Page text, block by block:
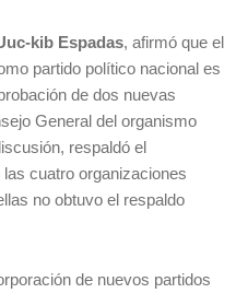
kib Espadas, afirmó que el
partido político nacional es
de dos nuevas
General del organismo
respaldó el
cuatro organizaciones
no obtuvo el respaldo
de nuevos partidos